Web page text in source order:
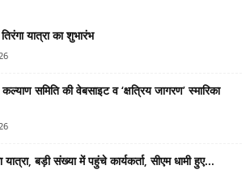
यात्रा का शुभारंभ
समिति की वेबसाइट व ‘क्षत्रिय जागरण’ स्मारिका
यात्रा, बड़ी संख्या में पहुंचे कार्यकर्ता, सीएम धामी हुए...